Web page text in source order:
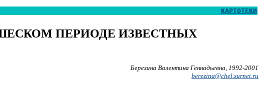
КАРТОТЕКИ
ПЕРИОДЕ ИЗВЕСТНЫХ
Березина Валентина Геннадьевна, 1992-2001
berezina@chel.surnet.ru